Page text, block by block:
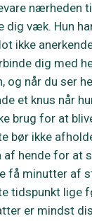
nærheden
dig væk. Hun
ikke
dig med
og når du ser
et knus når
brug for at
bør ikke
af hende for at
få minutter af
tidspunkt lige
er mindst